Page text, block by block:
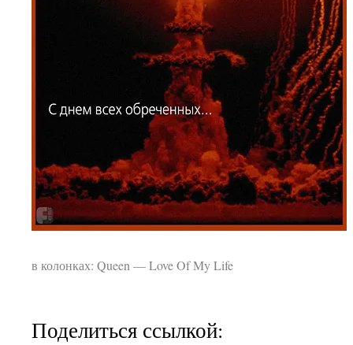
в колонках: Queen — Love Of My Life
Поделиться ссылкой: